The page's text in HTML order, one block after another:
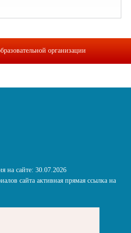
организации
на сайте: 30.07.2026
сайта активная прямая ссылка на